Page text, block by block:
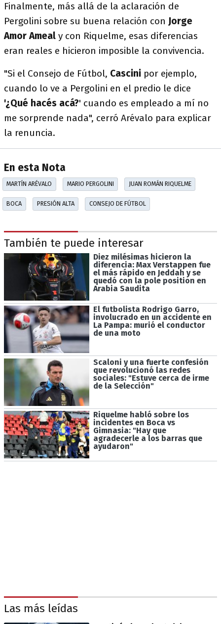
Finalmente, más allá de la aclaración de
Pergolini sobre su buena relación con Jorge
Amor Ameal y con Riquelme, esas diferencias
eran reales e hicieron imposible la convivencia.
"Si el Consejo de Fútbol, Cascini por ejemplo,
cuando lo ve a Pergolini en el predio le dice
'¿Qué hacés acá?' cuando es empleado a mí no
me sorprende nada", cerró Arévalo para explicar
la renuncia.
En esta Nota
MARTÍN ARÉVALO MARIO PERGOLINI JUAN ROMÁN RIQUELME
BOCA PRESIÓN ALTA CONSEJO DE FÚTBOL
También te puede interesar
Diez milésimas hicieron la
diferencia: Max Verstappen fue
el más rápido en Jeddah y se
quedó con la pole position en
Arabia Saudita
El futbolista Rodrigo Garro,
involucrado en un accidente en
La Pampa: murió el conductor
de una moto
Scaloni y una fuerte confesión
que revolucionó las redes
sociales: "Estuve cerca de irme
de la Selección"
Riquelme habló sobre los
incidentes en Boca vs
Gimnasia: "Hay que
agradecerle a los barras que
ayudaron"
Las más leídas